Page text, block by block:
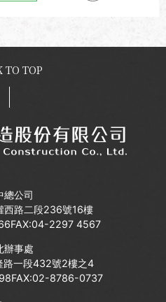
總公司
西路二段236號16樓
FAX:04-2297 4567
辦事處
路一段432號2樓之4
FAX:02-8786-0737
TO TOP